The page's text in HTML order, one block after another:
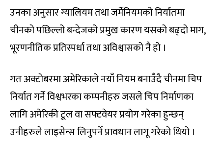
उनका अनुसार ग्यालियम तथा जर्मेनियमको निर्यातमा
चीनको पछिल्लो बन्देजको प्रमुख कारण यसको बढ्दो माग,
भूरणनीतिक प्रतिस्पर्धा तथा अविश्वासको नै हो ।
गत अक्टोबरमा अमेरिकाले नयाँ नियम बनाउँदै चीनमा चिप
निर्यात गर्ने विश्वभरका कम्पनीहरु जसले चिप निर्माणका
लागि अमेरिकी टूल वा सफ्टवेयर प्रयोग गरेका हुन्छन्
उनीहरुले लाइसेन्स लिनुपर्ने प्रावधान लागू गरेको थियो ।